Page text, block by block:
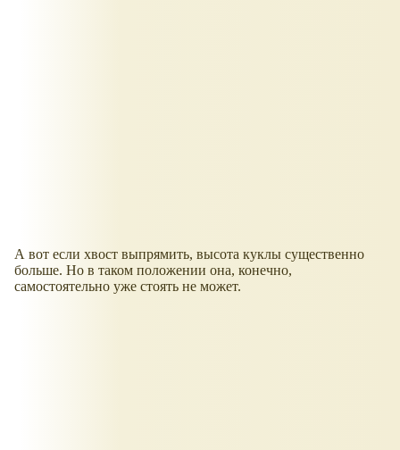
А вот если хвост выпрямить, высота куклы существенно
больше. Но в таком положении она, конечно,
самостоятельно уже стоять не может.